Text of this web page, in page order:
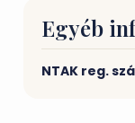
Egyéb
NTAK reg.